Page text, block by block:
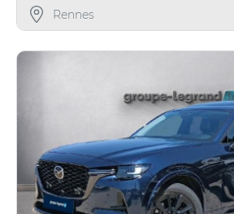
Rennes